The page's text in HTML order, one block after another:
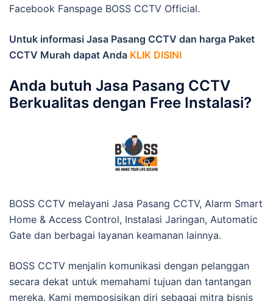
Facebook Fanspage BOSS CCTV Official.
Untuk informasi Jasa Pasang CCTV dan harga Paket
CCTV Murah dapat Anda KLIK DISINI
Anda butuh Jasa Pasang CCTV
Berkualitas dengan Free Instalasi?
BOSS CCTV melayani Jasa Pasang CCTV, Alarm Smart
Home & Access Control, Instalasi Jaringan, Automatic
Gate dan berbagai layanan keamanan lainnya.
BOSS CCTV menjalin komunikasi dengan pelanggan
secara dekat untuk memahami tujuan dan tantangan
mereka. Kami memposisikan diri sebagai mitra bisnis